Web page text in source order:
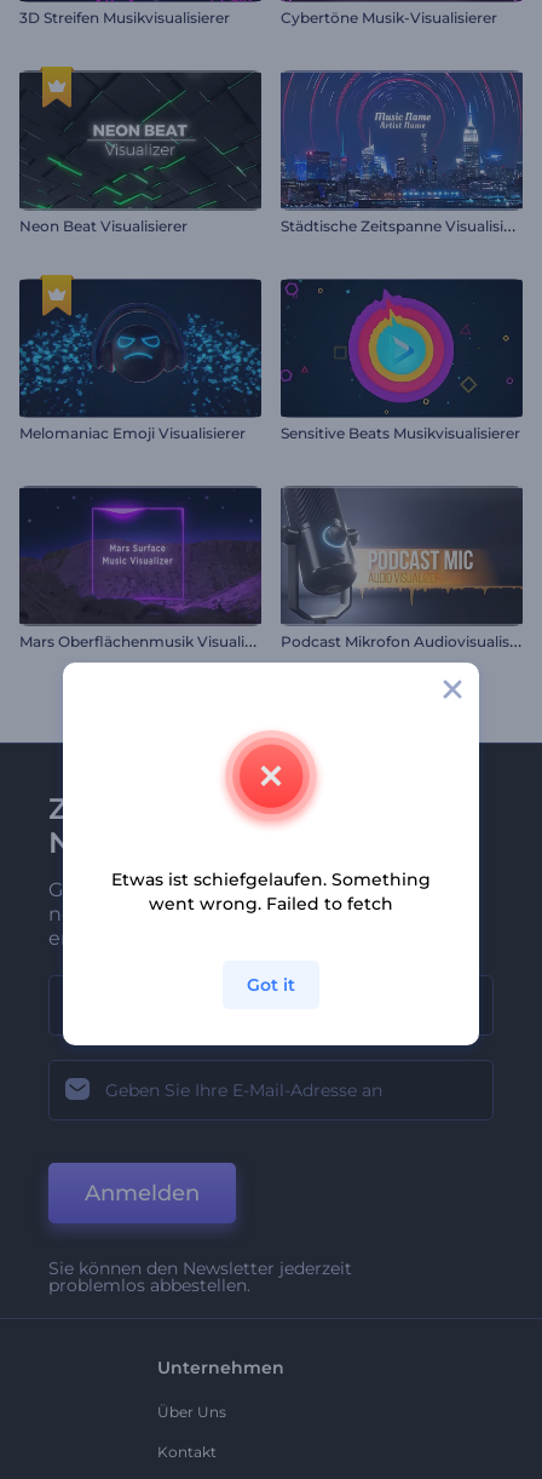
3D Streifen Musikvisualisierer Cybertöne Musik-Visualisierer
Neon Beat Visualisierer S
tädtische Zeitspanne Visualisierer
Melomaniac Emoji Visualisierer Sensitive Beats Musikvisualisierer
M
ars Oberflächenmusik Visualisierer P
odcast Mikrofon Audiovisualisierung
Zu Renderforest-
Newsletter anmelden
Gehören Sie zu den Ersten, die unsere
neuesten Nachrichten und Angebote
erhalten
Anmelden
Sie können den Newsletter jederzeit
problemlos abbestellen.
Unternehmen
Über Uns
Kontakt
Etwas ist schiefgelaufen. Something
went wrong. Failed to fetch
Got it